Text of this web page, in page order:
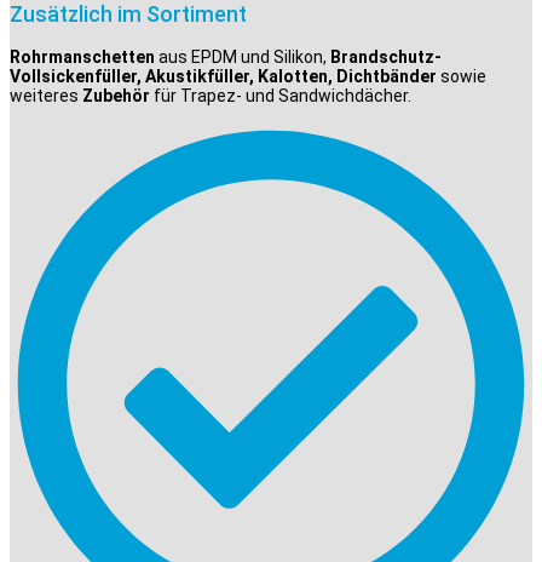
Zusätzlich im Sortiment
Rohrmanschetten aus EPDM und Silikon, Brandschutz-
Vollsickenfüller, Akustikfüller, Kalotten, Dichtbänder sowie
weiteres Zubehör für Trapez- und Sandwichdächer.